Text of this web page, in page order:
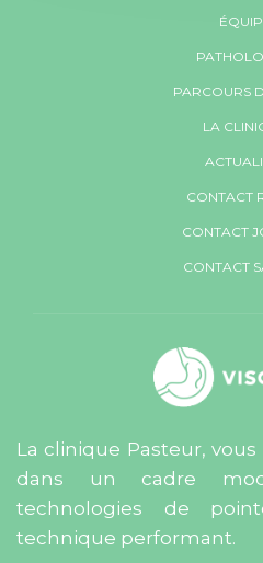
PARCOURS
LA
CONTACT
CONTACT
CONTACT
La clinique Pasteur,
dans un cadre
technologies de
technique performant.